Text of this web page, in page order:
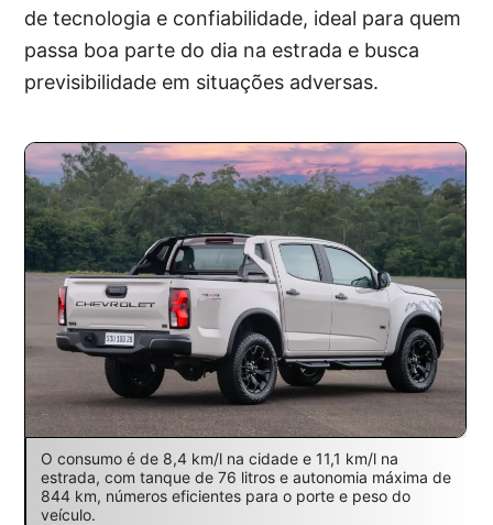
de tecnologia e confiabilidade, ideal para quem
passa boa parte do dia na estrada e busca
previsibilidade em situações adversas.
O consumo é de 8,4 km/l na cidade e 11,1 km/l na
estrada, com tanque de 76 litros e autonomia máxima de
844 km, números eficientes para o porte e peso do
veículo.